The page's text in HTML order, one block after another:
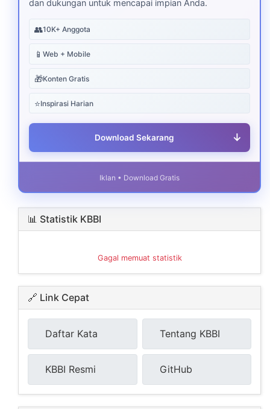
dan dukungan untuk mencapai impian Anda.
👥10K+ Anggota
📱 Web + Mobile
🎁Konten Gratis
⭐Inspirasi Harian
Download Sekarang ↓
Iklan • Download Gratis
📊 Statistik KBBI
Gagal memuat statistik
🔗 Link Cepat
Daftar Kata Tentang KBBI
KBBI Resmi GitHub